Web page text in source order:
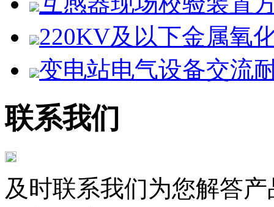
220KV及以下金属氧
变电站电气设备交流
联系我们
及时联系我们为您解答